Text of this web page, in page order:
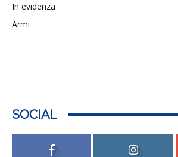
In evidenza
Armi
SOCIAL